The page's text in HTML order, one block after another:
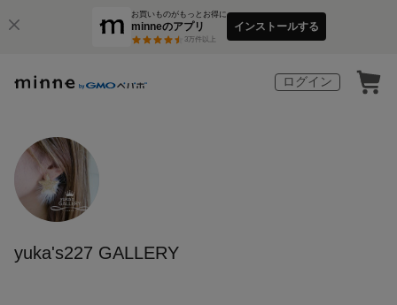
お買いものがもっとお得に
minneのアプリ
3万件以上
インストールする
ログイン
yuka's227 GALLERY